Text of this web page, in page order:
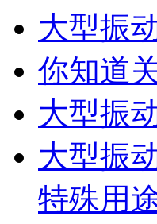
大型振
你知道
大型振
大型振
特殊用